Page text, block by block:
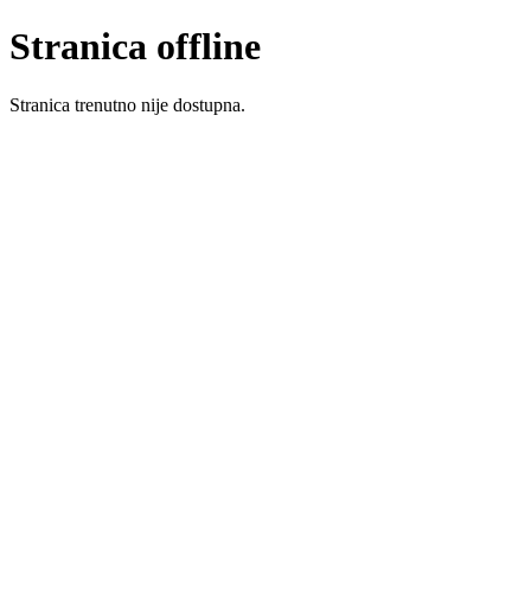
Stranica offline
Stranica trenutno nije dostupna.